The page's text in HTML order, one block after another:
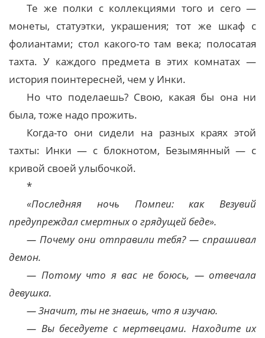
Те же полки с коллекциями того и сего —
монеты, статуэтки, украшения; тот же шкаф с
фолиантами; стол какого-то там века; полосатая
тахта. У каждого предмета в этих комнатах —
история поинтересней, чем у Инки.
Но что поделаешь? Свою, какая бы она ни
была, тоже надо прожить.
Когда-то они сидели на разных краях этой
тахты: Инки — с блокнотом, Безымянный — с
кривой своей улыбочкой.
*
«Последняя ночь Помпеи: как Везувий
предупреждал смертных о грядущей беде».
— Почему они отправили тебя? — спрашивал
демон.
— Потому что я вас не боюсь, — отвечала
девушка.
— Значит, ты не знаешь, что я изучаю.
— Вы беседуете с мертвецами. Находите их